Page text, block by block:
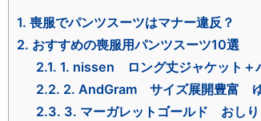
1. 喪服でパンツスーツはマナー違反？
2. おすすめの喪服用パンツスーツ10選
2.1. 1. nissen ロング丈ジャケット＋
2.2. 2. AndGram サイズ展開豊富 ゆ
2.3. 3. マーガレットゴールド おしり